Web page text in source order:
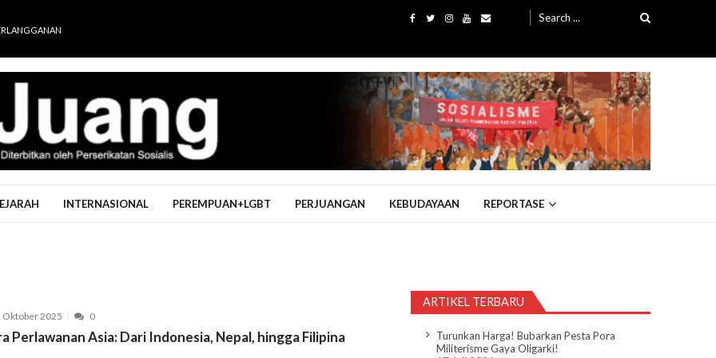
for:
INTERNASIONAL PEREMPUAN+LGBT PERJUANGAN KEBUDAYAAN REPORTASE
Oktober 2025 0
Perlawanan Asia: Dari Indonesia, Nepal, hingga Filipina
ARTIKEL TERBARU
Turunkan Harga! Bubarkan Pesta Pora
Militerisme Gaya Oligarki!